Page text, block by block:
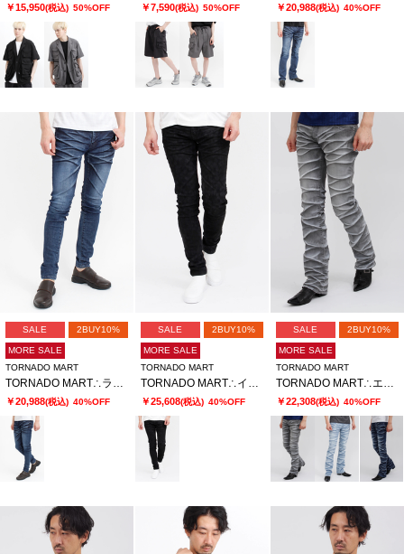
￥15,950(税込) 50%OFF ￥7,590(税込) 50%OFF ￥20,988(税込) 40%OFF
SALE 2BUY10%
MORE SALE
TORNADO MART
￥20,988(税込) 40%OFF
SALE 2BUY10%
MORE SALE
TORNADO MART
￥25,608(税込) 40%OFF
SALE 2BUY10%
MORE SALE
TORNADO MART
￥22,308(税込) 40%OFF